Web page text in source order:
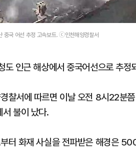
중국 어선 추정 고속보트. ⓒ인천해양경찰서
도 인근 해상에서 중국어선으로 추
찰서에 따르면 이날 오전 8시22분
불이 났다.
터 화재 사실을 전파받은 해경은